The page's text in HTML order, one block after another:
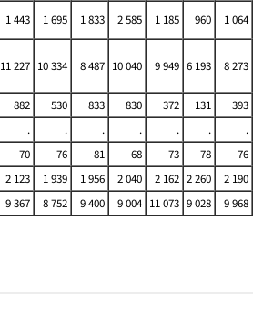
1 443 1 695 1 833 2 585 1 185 960
1 064
11 227 10 334 8 487 10 040 9 949 6 193 8 273
882 530 833 830 372 131
393
. . . . . .
.
70 76 81 68 73 78
76
2 123 1 939 1 956 2 040 2 162 2 260
2 190
9 367 8 752 9 400 9 004 11 073 9 028 9 968